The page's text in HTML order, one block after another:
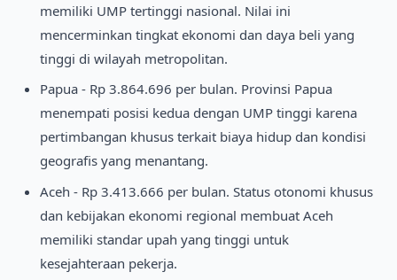
memiliki UMP tertinggi nasional. Nilai ini
mencerminkan tingkat ekonomi dan daya beli yang
tinggi di wilayah metropolitan.
Papua - Rp 3.864.696 per bulan. Provinsi Papua
menempati posisi kedua dengan UMP tinggi karena
pertimbangan khusus terkait biaya hidup dan kondisi
geografis yang menantang.
Aceh - Rp 3.413.666 per bulan. Status otonomi khusus
dan kebijakan ekonomi regional membuat Aceh
memiliki standar upah yang tinggi untuk
kesejahteraan pekerja.